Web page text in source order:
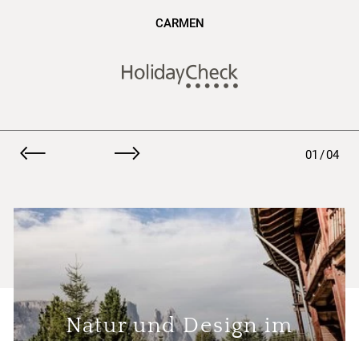
CARMEN
01 /04
Natur und Design im